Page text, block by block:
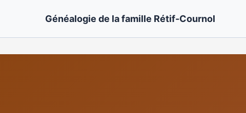
Généalogie de la famille Rétif-Cournol